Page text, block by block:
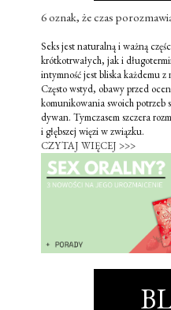
6 oznak, że czas
Seks jest naturalną i ważną
krótkotrwałych, jak i
intymność jest bliska każdemu
Często wstyd, obawy przed
komunikowania swoich potrzeb
dywan. Tymczasem szczera
i głębszej więzi w związku.
CZYTAJ WIĘCEJ >>>